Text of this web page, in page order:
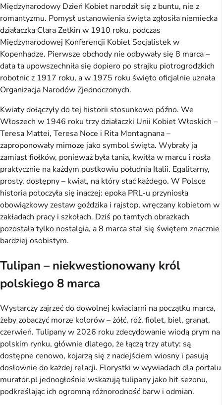
Międzynarodowy Dzień Kobiet narodził się z buntu, nie z
romantyzmu. Pomysł ustanowienia święta zgłosiła niemiecka
działaczka Clara Zetkin w 1910 roku, podczas
Międzynarodowej Konferencji Kobiet Socjalistek w
Kopenhadze. Pierwsze obchody nie odbywały się 8 marca –
data ta upowszechniła się dopiero po strajku piotrogrodzkich
robotnic z 1917 roku, a w 1975 roku święto oficjalnie uznała
Organizacja Narodów Zjednoczonych.
Kwiaty dołączyły do tej historii stosunkowo późno. We
Włoszech w 1946 roku trzy działaczki Unii Kobiet Włoskich –
Teresa Mattei, Teresa Noce i Rita Montagnana –
zaproponowały mimozę jako symbol święta. Wybrały ją
zamiast fiołków, ponieważ była tania, kwitła w marcu i rosła
praktycznie na każdym pustkowiu południa Italii. Egalitarny,
prosty, dostępny – kwiat, na który stać każdego. W Polsce
historia potoczyła się inaczej: epoka PRL-u przyniosła
obowiązkowy zestaw goździka i rajstop, wręczany kobietom w
zakładach pracy i szkołach. Dziś po tamtych obrazkach
pozostała tylko nostalgia, a 8 marca stał się świętem znacznie
bardziej osobistym.
Tulipan – niekwestionowany król
polskiego 8 marca
Wystarczy zajrzeć do dowolnej kwiaciarni na początku marca,
żeby zobaczyć morze kolorów – żółć, róż, fiolet, biel, granat,
czerwień. Tulipany w 2026 roku zdecydowanie wiodą prym na
polskim rynku, głównie dlatego, że łączą trzy atuty: są
dostępne cenowo, kojarzą się z nadejściem wiosny i pasują
dosłownie do każdej relacji. Florystki w wywiadach dla portalu
murator.pl jednogłośnie wskazują tulipany jako hit sezonu,
podkreślając ich ogromną różnorodność barw i odmian.